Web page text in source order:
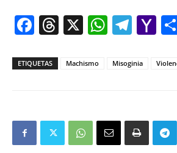
Facebook
Threads
X
ETIQUETAS Machismo Misoginia